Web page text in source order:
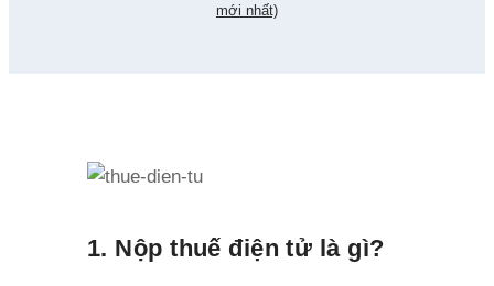
mới nhất)
1. Nộp thuế điện tử là gì?